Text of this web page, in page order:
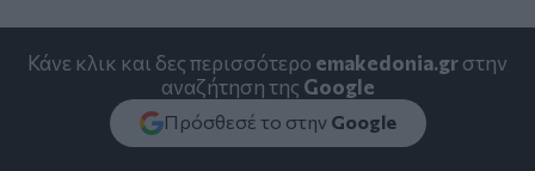
Κάνε κλικ και δες περισσότερο emakedonia.grστην
αναζήτηση της Google
Πρόσθεσέ το στην Google